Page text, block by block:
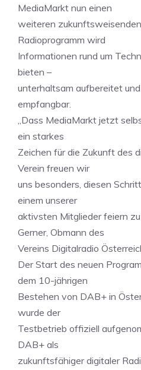
MediaMarkt nun einen
weiteren
Radioprogramm wird
Informationen rund um
bieten –
unterhaltsam aufbereitet
empfangbar.
„Dass MediaMarkt jetzt
ein starkes
Zeichen für die Zukunft des
Verein freuen wir
uns besonders, diesen
einem unserer
aktivsten Mitglieder feiern zu
Gerner, Obmann des
Vereins Digitalradio
Der Start des neuen
dem 10-jährigen
Bestehen von DAB+ in
wurde der
Testbetrieb offiziell
DAB+ als
zukunftsfähiger digitaler